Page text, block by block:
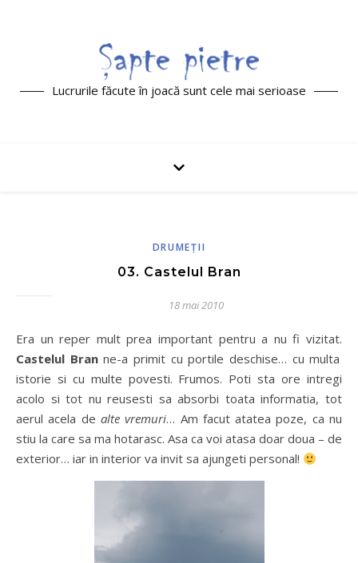
Lucrurile făcute în joacă sunt cele mai serioase
DRUMEŢII
03. Castelul Bran
18 mai 2010
Era un reper mult prea important pentru a nu fi vizitat.
Castelul Branne-a primit cu portile deschise… cu multa
istorie si cu multe povesti. Frumos. Poti sta ore intregi
acolo si tot nu reusesti sa absorbi toata informatia, tot
aerul acela de alte vremuri… Am facut atatea poze, ca nu
stiu la care sa ma hotarasc. Asa ca voi atasa doar doua – de
exterior… iar in interior va invit sa ajungeti personal!